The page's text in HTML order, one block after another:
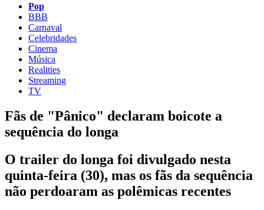
Pop
BBB
Carnaval
Celebridades
Cinema
Música
Realities
Streaming
TV
Fãs de "Pânico" declaram boicote a
sequência do longa
O trailer do longa foi divulgado nesta
quinta-feira (30), mas os fãs da sequência
não perdoaram as polêmicas recentes